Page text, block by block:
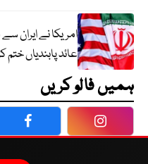
عائد پابندیاں ختم
ہمیں فالو کریں
Facebook